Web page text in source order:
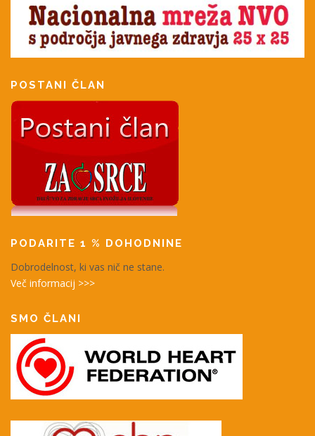
POSTANI ČLAN
PODARITE 1 % DOHODNINE
Dobrodelnost, ki vas nič ne stane.
Več informacij >>>
SMO ČLANI